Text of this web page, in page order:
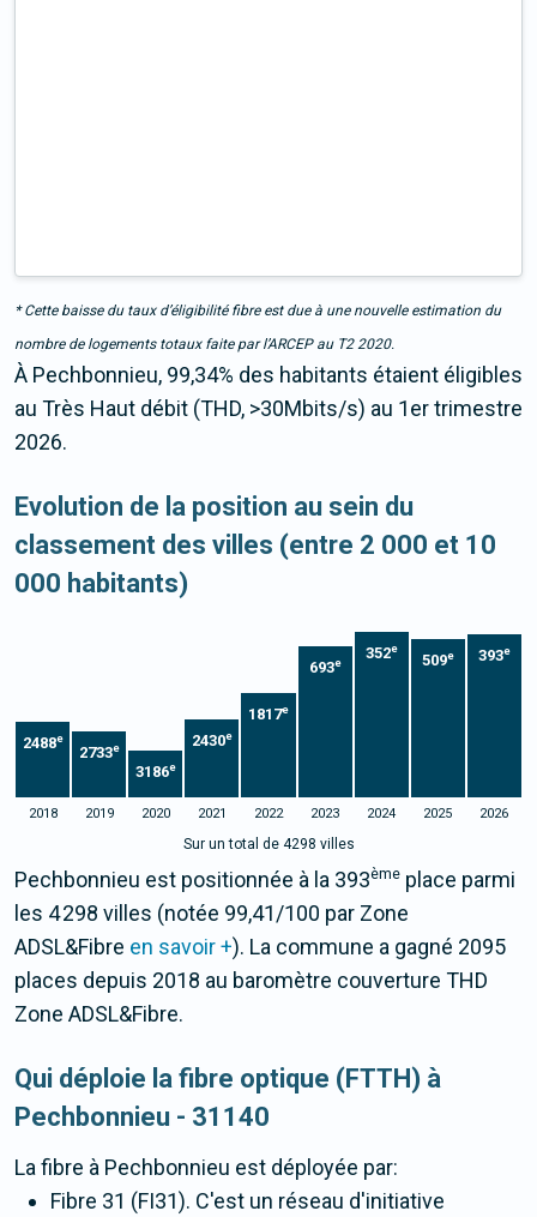
* Cette baisse du taux d’éligibilité fibre est due à une nouvelle estimation du
nombre de logements totaux faite par l’ARCEP au T2 2020.
À Pechbonnieu, 99,34% des habitants étaient éligibles
au Très Haut débit (THD, >30Mbits/s) au 1er trimestre
2026.
Evolution de la position au sein du
classement des villes (entre 2 000 et 10
000 habitants)
2488e
2733e
3186e
2430e
1817e
693e
352e
509e 393e
2018 2019 2020 2021 2022 2023 2024 2025 2026
Sur un total de 4298 villes
Pechbonnieu est positionnée à la 393ème place parmi
les 4 298 villes (notée 99,41/100 par Zone
ADSL&Fibre en savoir +). La commune a gagné 2095
places depuis 2018 au baromètre couverture THD
Zone ADSL&Fibre.
Qui déploie la fibre optique (FTTH) à
Pechbonnieu - 31140
La fibre à Pechbonnieu est déployée par:
Fibre 31 (FI31). C'est un réseau d'initiative